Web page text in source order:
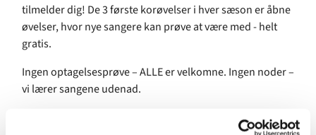
tilmelder dig! De 3 første korøvelser i hver sæson er åbne
øvelser, hvor nye sangere kan prøve at være med - helt
gratis.
Ingen optagelsesprøve – ALLE er velkomne. Ingen noder –
vi lærer sangene udenad.
For mange er den ugentlige korøvelse ugens højdepunkt.